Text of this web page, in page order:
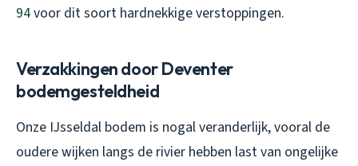
94voor dit soort hardnekkige verstoppingen.
Verzakkingen door Deventer
bodemgesteldheid
Onze IJsseldal bodem is nogal veranderlijk, vooral de
oudere wijken langs de rivier hebben last van ongelijke